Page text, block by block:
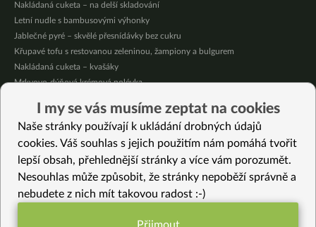
Nakládaná cuketa – na delší skladování
Letní nudle s bambusovými výhonky
Jablečné pyré – skvělé přesnídávky bez cukru
Křupavé tofu s restovanou zeleninou, žampiony a bulgurem
Nakládaná cuketa – kvašáky
Mrkvovo-dýňová krémová polévka
Osvěžující čaj s citronovými bylinkami
Nepečený jablečný dort s rybízem
Vybrané recepty
Hrstková polévka s quinoou, čočkou a řepou
Cizrna se zeleninou a pohankovo-mrkvové placky
I my se vás musíme zeptat na cookies
Naše stránky používají k ukládání drobných údajů
cookies. Váš souhlas s jejich použitím nám pomáhá tvořit
lepší obsah, přehlednější stránky a více vám porozumět.
Nesouhlas může způsobit, že stránky nepoběží správně a
nebudete z nich mít takovou radost :-)